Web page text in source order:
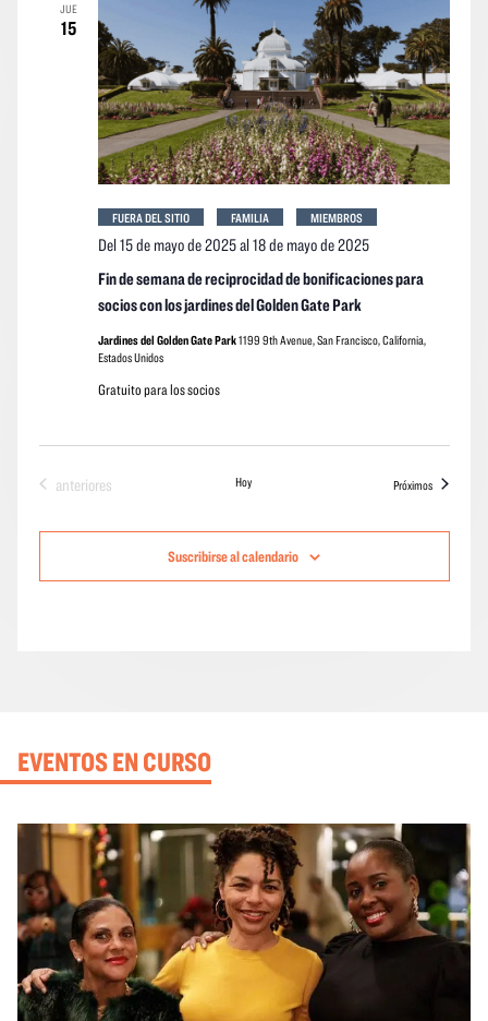
JUE
15
Fin de semana de reciprocidad de bonificaciones para
socios con los jardines del Golden Gate Park
Del 15 de mayo de 2025al18 de mayo de 2025
FUERA DEL SITIO FAMILIA MIEMBROS
Jardines del Golden Gate Park1199 9th Avenue, San Francisco, California,
Estados Unidos
Gratuito para los socios
Eventos
anteriores Hoy Próximoseventos
Suscribirse al calendario
EVENTOS EN CURSO